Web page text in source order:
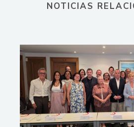
NOTICIAS